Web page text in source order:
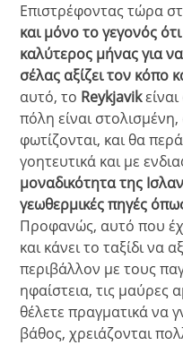
Επιστρέφοντας τώρα
και μόνο το γεγονός
καλύτερος μήνας για
σέλας αξίζει τον κόπο
αυτό, το Reykjavik
πόλη είναι
φωτίζονται, και θα
γοητευτικά και με
μοναδικότητα της
γεωθερμικές πηγές
Προφανώς, αυτό που
και κάνει το ταξίδι να
περιβάλλον με τους
ηφαίστεια, τις μαύρες
θέλετε πραγματικά να
βάθος, χρειάζονται